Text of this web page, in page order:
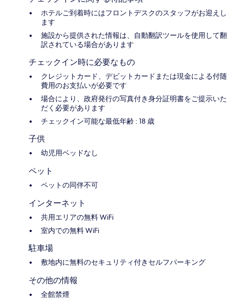
ホテルご到着時にはフロントデスクのスタッフがお迎えし
ます
施設から提供された情報は、自動翻訳ツールを使用して翻
訳されている場合があります
チェックイン時に必要なもの
クレジットカード、デビットカードまたは現金による付随
費用のお支払いが必要です
場合により、政府発行の写真付き身分証明書をご提示いた
だく必要があります
チェックイン可能な最低年齢 : 18 歳
子供
幼児用ベッドなし
ペット
ペットの同伴不可
インターネット
共用エリアの無料 WiFi
室内での無料 WiFi
駐車場
敷地内に無料のセキュリティ付きセルフパーキング
その他の情報
全館禁煙